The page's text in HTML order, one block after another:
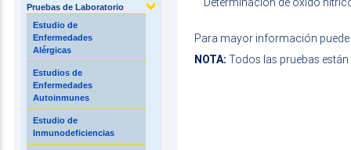
Pruebas de Laboratorio
Estudio de
Enfermedades
Alérgicas
Estudios de
Enfermedades
Autoinmunes
Estudio de
Inmunodeficiencias
Para mayor información
NOTA: Todos las pruebas